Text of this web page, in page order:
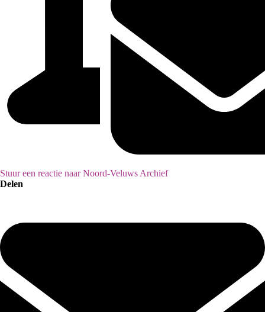
Stuur een reactie naar Noord-Veluws Archief
Delen